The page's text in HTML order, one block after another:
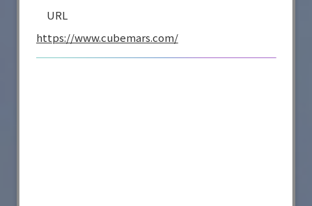
URL
https://www.cubemars.com/